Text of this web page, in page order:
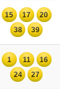
15 17
20
38
39
1 11
16
24
27